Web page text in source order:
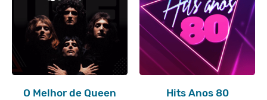
O Melhor de Queen Hits Anos 80